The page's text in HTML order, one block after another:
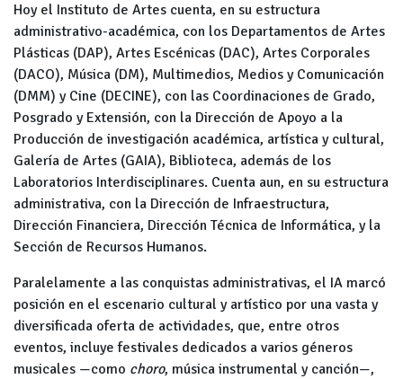
Hoy el Instituto de Artes cuenta, en su estructura
administrativo-académica, con los Departamentos de Artes
Plásticas (DAP), Artes Escénicas (DAC), Artes Corporales
(DACO), Música (DM), Multimedios, Medios y Comunicación
(DMM) y Cine (DECINE), con las Coordinaciones de Grado,
Posgrado y Extensión, con la Dirección de Apoyo a la
Producción de investigación académica, artística y cultural,
Galería de Artes (GAIA), Biblioteca, además de los
Laboratorios Interdisciplinares. Cuenta aun, en su estructura
administrativa, con la Dirección de Infraestructura,
Dirección Financiera, Dirección Técnica de Informática, y la
Sección de Recursos Humanos.
Paralelamente a las conquistas administrativas, el IA marcó
posición en el escenario cultural y artístico por una vasta y
diversificada oferta de actividades, que, entre otros
eventos, incluye festivales dedicados a varios géneros
musicales —como choro, música instrumental y canción—,